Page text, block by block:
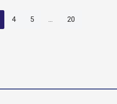
4 5 … 20